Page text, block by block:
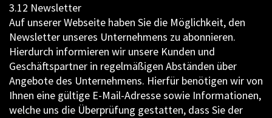
3.12 Newsletter
Auf unserer Webseite haben Sie die Möglichkeit, den
Newsletter unseres Unternehmens zu abonnieren.
Hierdurch informieren wir unsere Kunden und
Geschäftspartner in regelmäßigen Abständen über
Angebote des Unternehmens. Hierfür benötigen wir von
Ihnen eine gültige E-Mail-Adresse sowie Informationen,
welche uns die Überprüfung gestatten, dass Sie der